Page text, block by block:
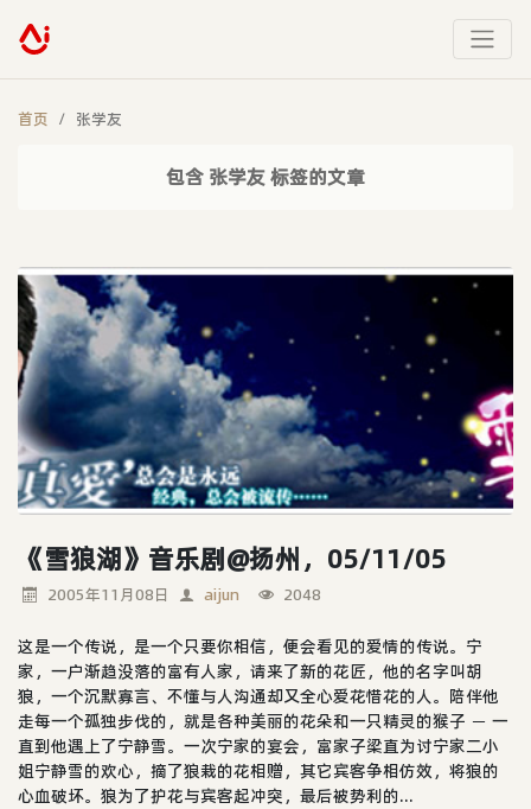
首页 张学友
包含 张学友 标签的文章
《雪狼湖》音乐剧@扬州，05/11/05
2005年11月08日 aijun 2048
这是一个传说，是一个只要你相信，便会看见的爱情的传说。宁
家，一户渐趋没落的富有人家，请来了新的花匠，他的名字叫胡
狼，一个沉默寡言、不懂与人沟通却又全心爱花惜花的人。陪伴他
走每一个孤独步伐的，就是各种美丽的花朵和一只精灵的猴子 － 一
直到他遇上了宁静雪。一次宁家的宴会，富家子梁直为讨宁家二小
姐宁静雪的欢心，摘了狼栽的花相赠，其它宾客争相仿效，将狼的
心血破坏。狼为了护花与宾客起冲突，最后被势利的...